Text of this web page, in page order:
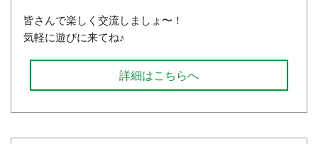
皆さんで楽しく交流しましょ〜！
気軽に遊びに来てね♪
詳細はこちらへ